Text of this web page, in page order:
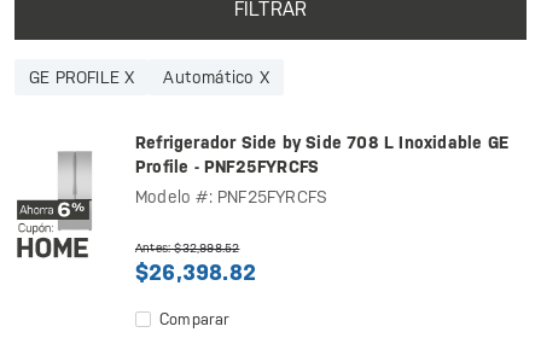
FILTRAR
GE PROFILE X Automático X
Refrigerador Side by Side 708 L Inoxidable GE
Profile - PNF25FYRCFS
Modelo #: PNF25FYRCFS
Antes: $32,998.52
$26,398.82
Comparar